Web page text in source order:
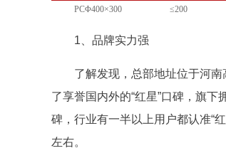
PCΦ400×300 ≤200
1、品牌实力强
了解发现，总部地址位于河
了享誉国内外的“红星”口碑，旗
碑，行业有一半以上用户都认准“
左右。